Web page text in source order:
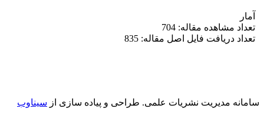
آمار
تعداد مشاهده مقاله: 704
تعداد دریافت فایل اصل مقاله: 835
سامانه مدیریت نشریات علمی. طراحی و پیاده سازی از سیناوب